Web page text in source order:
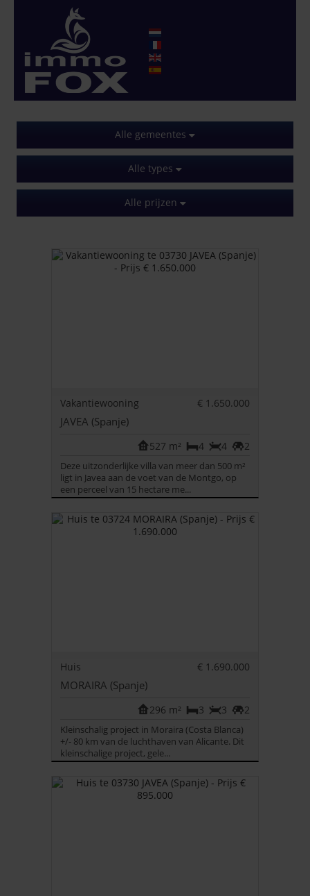
Alle gemeentes
Alle types
Alle prijzen
Vakantiewooning € 1.650.000
JAVEA (Spanje)
2
4
4
527 m²
Deze uitzonderlijke villa van meer dan 500 m²
ligt in Javea aan de voet van de Montgo, op
een perceel van 15 hectare me...
Huis € 1.690.000
MORAIRA (Spanje)
2
3
3
296 m²
Kleinschalig project in Moraira (Costa Blanca)
+/- 80 km van de luchthaven van Alicante. Dit
kleinschalige project, gele...